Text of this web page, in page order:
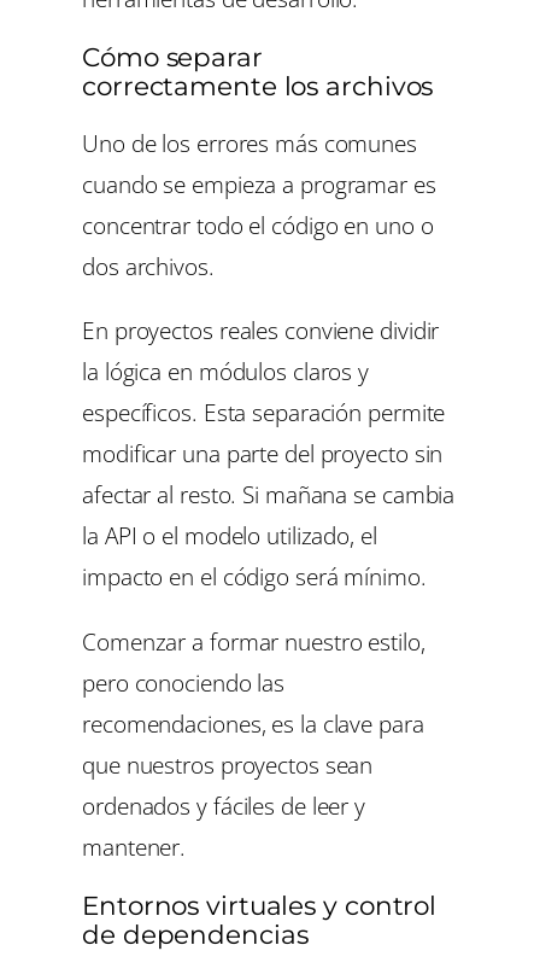
Cómo separar
correctamente los archivos
Uno de los errores más comunes
cuando se empieza a programar es
concentrar todo el código en uno o
dos archivos.
En proyectos reales conviene dividir
la lógica en módulos claros y
específicos. Esta separación permite
modificar una parte del proyecto sin
afectar al resto. Si mañana se cambia
la API o el modelo utilizado, el
impacto en el código será mínimo.
Comenzar a formar nuestro estilo,
pero conociendo las
recomendaciones, es la clave para
que nuestros proyectos sean
ordenados y fáciles de leer y
mantener.
Entornos virtuales y control
de dependencias